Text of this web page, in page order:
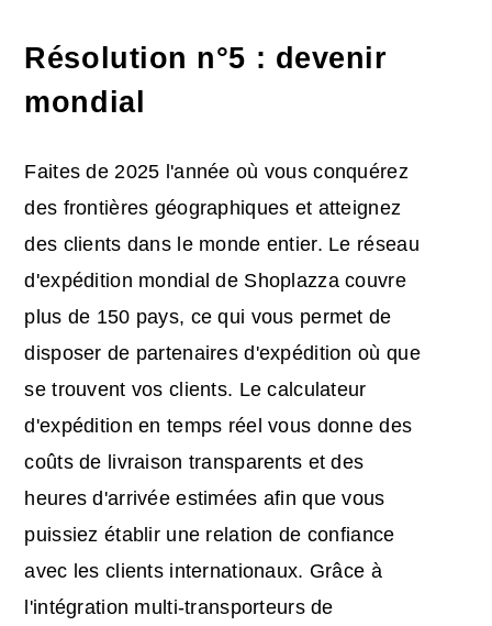
Résolution n°5 : devenir
mondial
Faites de 2025 l'année où vous conquérez
des frontières géographiques et atteignez
des clients dans le monde entier. Le réseau
d'expédition mondial de Shoplazza couvre
plus de 150 pays, ce qui vous permet de
disposer de partenaires d'expédition où que
se trouvent vos clients. Le calculateur
d'expédition en temps réel vous donne des
coûts de livraison transparents et des
heures d'arrivée estimées afin que vous
puissiez établir une relation de confiance
avec les clients internationaux. Grâce à
l'intégration multi-transporteurs de